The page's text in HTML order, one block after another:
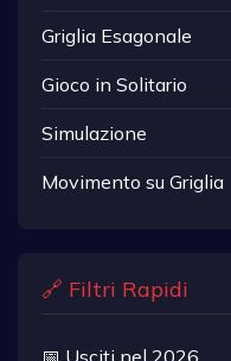
Griglia Esagonale
Gioco in Solitario
Simulazione
Movimento su Griglia
🔗 Filtri Rapidi
📅 Usciti nel 2026